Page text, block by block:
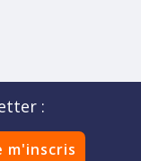
:
m'inscris